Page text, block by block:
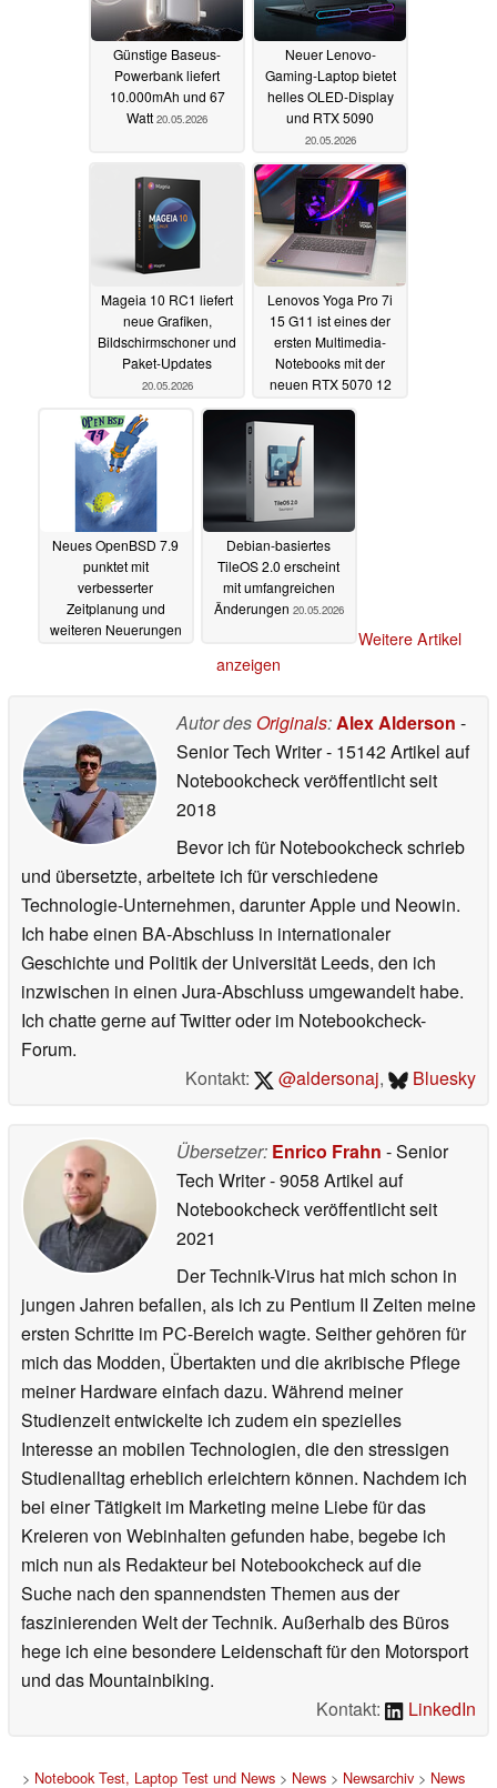
Günstige Baseus-
Powerbank liefert
10.000mAh und 67
Watt 20.05.2026
Neuer Lenovo-
Gaming-Laptop bietet
helles OLED-Display
und RTX 5090
20.05.2026
Mageia 10 RC1 liefert
neue Grafiken,
Bildschirmschoner und
Paket-Updates
20.05.2026
Lenovos Yoga Pro 7i
15 G11 ist eines der
ersten Multimedia-
Notebooks mit der
neuen RTX 5070 12
20.05.2026
Neues OpenBSD 7.9
punktet mit
verbesserter
Zeitplanung und
weiteren Neuerungen
Debian-basiertes
TileOS 2.0 erscheint
mit umfangreichen
Änderungen 20.05.2026
Weitere Artikel
anzeigen
Autor des Originals:Alex Alderson -
Senior Tech Writer- 15142 Artikel auf
Notebookcheck veröffentlichtseit
2018
Bevor ich für Notebookcheck schrieb
und übersetzte, arbeitete ich für verschiedene
Technologie-Unternehmen, darunter Apple und Neowin.
Ich habe einen BA-Abschluss in internationaler
Geschichte und Politik der Universität Leeds, den ich
inzwischen in einen Jura-Abschluss umgewandelt habe.
Ich chatte gerne auf Twitter oder im Notebookcheck-
Forum.
Kontakt:
@aldersonaj, Bluesky
Übersetzer: Enrico Frahn - Senior
Tech Writer- 9058 Artikel auf
Notebookcheck veröffentlichtseit
2021
Der Technik-Virus hat mich schon in
jungen Jahren befallen, als ich zu Pentium II Zeiten meine
ersten Schritte im PC-Bereich wagte. Seither gehören für
mich das Modden, Übertakten und die akribische Pflege
meiner Hardware einfach dazu. Während meiner
Studienzeit entwickelte ich zudem ein spezielles
Interesse an mobilen Technologien, die den stressigen
Studienalltag erheblich erleichtern können. Nachdem ich
bei einer Tätigkeit im Marketing meine Liebe für das
Kreieren von Webinhalten gefunden habe, begebe ich
mich nun als Redakteur bei Notebookcheck auf die
Suche nach den spannendsten Themen aus der
faszinierenden Welt der Technik. Außerhalb des Büros
hege ich eine besondere Leidenschaft für den Motorsport
und das Mountainbiking.
Kontakt:
LinkedIn
> Notebook Test, Laptop Test und News> News> Newsarchiv> News